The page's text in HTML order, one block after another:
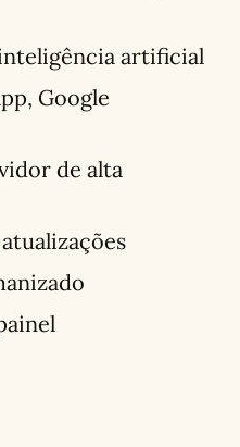
artificial
Google
de alta